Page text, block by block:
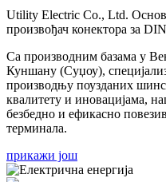
Utility Electric Co., Ltd.
произвођач конектора за
Са производним базама у
Куншану (Суџоу),
производњу поузданих
квалитету и иновацијама,
безбедно и ефикасно
терминала.
прикажи још